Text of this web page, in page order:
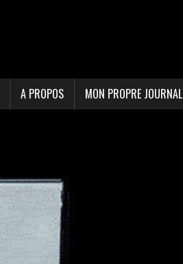
A PROPOS MON PROPRE JOURNAL